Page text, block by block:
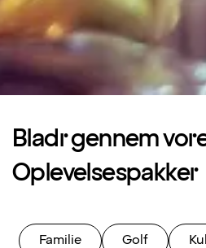
Bladr gennem
Oplevelsespakker
Familie Golf